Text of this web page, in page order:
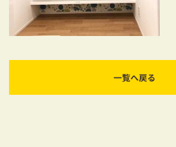
ショールーム
採用情報
一覧へ戻る